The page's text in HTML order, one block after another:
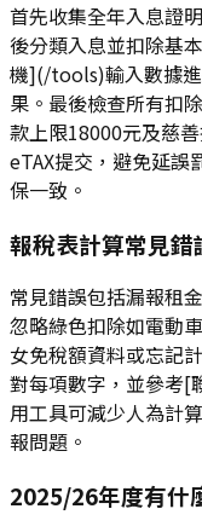
首先收集全年入息證
後分類入息並扣除基
機](/tools)輸入數據
果。最後檢查所有扣
款上限18000元及慈
eTAX提交，避免延誤
保一致。
報稅表計算常見錯
常見錯誤包括漏報租
忽略綠色扣除如電動
女免稅額資料或忘記
對每項數字，並參考
用工具可減少人為計
報問題。
2025/26年度有什